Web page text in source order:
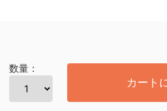
数量：
カート